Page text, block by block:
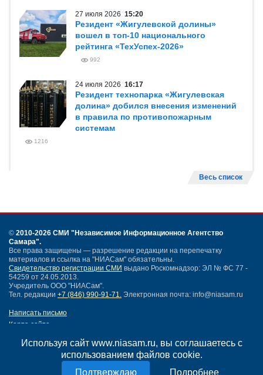
Используя сайт www.niasam.ru, вы соглашаетесь с
использованием файлов cookie.
Подробнее
27 июля 2026 15:20
Резидент «Жигулевской долины»
вошел в топ-10 национального
рейтинга «ТехУспех-2026»
992
24 июля 2026 16:17
Резидент технопарка «Жигулевская
долина» добился внесения изменений
в правила по противопожарным
системам
1216
Весь список
© 2010-2026 СМИ "Независимое Информационное Агентство
Самара".
Все права защищены — разрешение редакции на перепечатку
материалов и ссылка на "НИАСам" обязательны.
Свидетельство регистрации СМИ выдано Роскомнадзор: ЭЛ № ФС 77 -
54259 от 24.05.2013.
Учредитель ООО "НИАСам".
Тел. редакции +7 (846) 990-91-71. Электронная почта: info@niasam.ru
Написать письмо
Карта сайта
Политика конфиденциальности
Согласие на обработку персональных данных